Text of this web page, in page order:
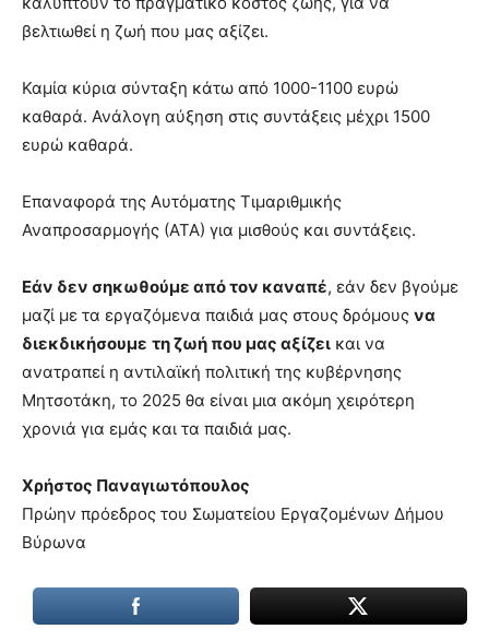
βελτιωθεί η ζωή που μας αξίζει.
Καμία κύρια σύνταξη κάτω από 1000-1100 ευρώ
καθαρά. Ανάλογη αύξηση στις συντάξεις μέχρι 1500
ευρώ καθαρά.
Επαναφορά της Αυτόματης Τιμαριθμικής
Αναπροσαρμογής (ΑΤΑ) για μισθούς και συντάξεις.
Εάν δεν σηκωθούμε από τον καναπέ, εάν δεν βγούμε
μαζί με τα εργαζόμενα παιδιά μας στους δρόμους να
διεκδικήσουμε τη ζωή που μας αξίζει και να
ανατραπεί η αντιλαϊκή πολιτική της κυβέρνησης
Μητσοτάκη, το 2025 θα είναι μια ακόμη χειρότερη
χρονιά για εμάς και τα παιδιά μας.
Χρήστος Παναγιωτόπουλος
Πρώην πρόεδρος του Σωματείου Εργαζομένων Δήμου
Βύρωνα